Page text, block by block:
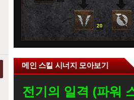
20
메인 스킬 시너지 모아보기
전기의 일격 (파워